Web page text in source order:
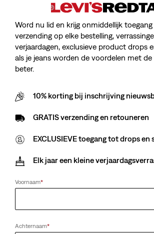
Word nu lid en krijg onmiddellijk
verzending op elke bestelling,
verjaardagen, exclusieve product drops
als je jeans worden de voordelen met
beter.
10% korting bij inschrijving
GRATIS verzending en retouneren
EXCLUSIEVE toegang tot drops en
Elk jaar een kleine
Voornaam*
Achternaam*